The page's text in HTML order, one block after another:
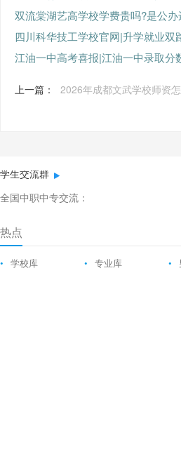
双流棠湖艺高学校学费贵吗?是公
四川科华技工学校官网|升学就业双
江油一中高考喜报|江油一中录取分
上一篇： 2026年成都文武学校师资
学生交流群
全国中职中专交流：
热点
• 学校库 • 专业库 •